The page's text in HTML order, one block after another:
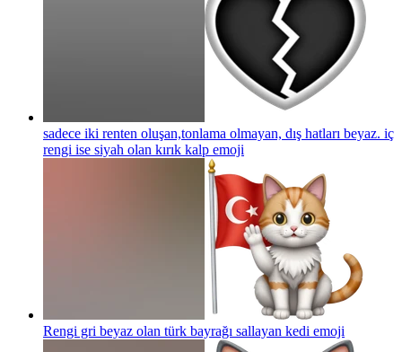
sadece iki renten oluşan,tonlama olmayan, dış hatları beyaz. iç
rengi ise siyah olan kırık kalp emoji
Rengi gri beyaz olan türk bayrağı sallayan kedi emoji